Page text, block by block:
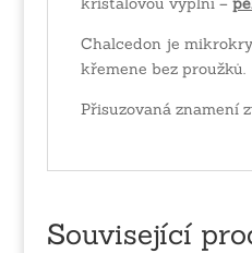
Chalcedon je
křemene bez proužků.
Přisuzovaná znamení
Související